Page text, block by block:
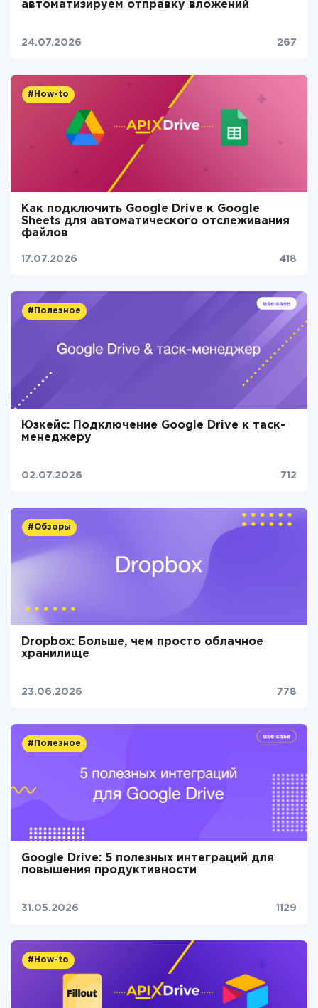
автоматизируем отправку вложений
24.07.2026 267
#How-to
Как подключить Google Drive к Google
Sheets для автоматического отслеживания
файлов
17.07.2026 418
#Полезное
Юзкейс: Подключение Google Drive к таск-
менеджеру
02.07.2026 712
#Обзоры
Dropbox: Больше, чем просто облачное
хранилище
23.06.2026 778
#Полезное
Google Drive: 5 полезных интеграций для
повышения продуктивности
31.05.2026 1129
#How-to